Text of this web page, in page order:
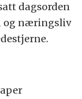
dagsorden
og næringsliv